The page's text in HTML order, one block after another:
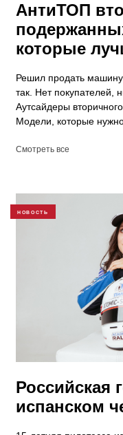
АнтиТОП
которые
Решил продать
так. Нет покупателей,
Аутсайдеры
Модели, которые
Смотреть все
НОВОСТЬ
Российская
испанском